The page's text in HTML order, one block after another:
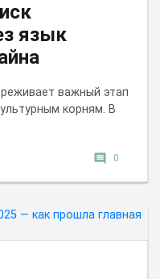
язык
важный этап
корням. В
comment 0